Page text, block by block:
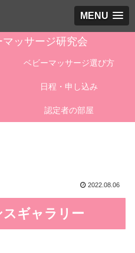
MENU
ッサージ研究会
ベビーマッサージ選び方
日程・申し込み
認定者の部屋
2022.08.06
ギャラリー